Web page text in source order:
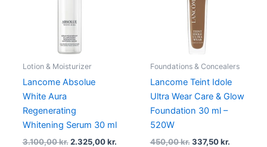
Lotion & Moisturizer
Lancome Absolue
White Aura
Regenerating
Whitening Serum 30 ml
3.100,00kr. 2.325,00kr.
Foundations & Concealers
Lancome Teint Idole
Ultra Wear Care & Glow
Foundation 30 ml –
520W
450,00kr. 337,50kr.